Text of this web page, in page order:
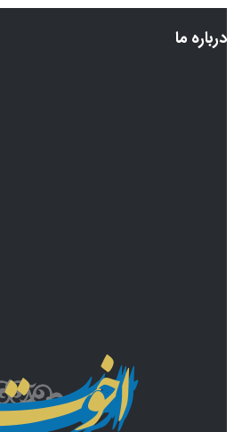
درباره ما